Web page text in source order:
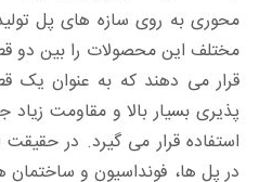
محوری به روی سازه های پل
مختلف این محصولات را بین دو
قرار می دهند که به عنوان یک
پذیری بسیار بالا و مقاومت
استفاده قرار می گیرد. در حقیقت
در پل ها، فونداسیون و